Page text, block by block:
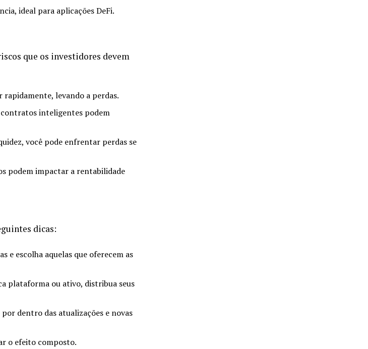
ideal para aplicações DeFi.
que os investidores devem
levando a perdas.
inteligentes podem
você pode enfrentar perdas se
podem impactar a rentabilidade
dicas:
e escolha aquelas que oferecem as
plataforma ou ativo, distribua seus
dentro das atualizações e novas
o efeito composto.